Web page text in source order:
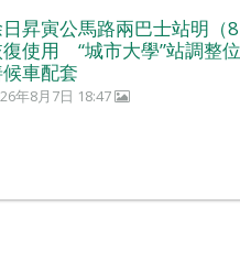
昇寅公馬路兩巴士站明（
使用 “城市大學”站調整
車配套
年8月7日 18:47